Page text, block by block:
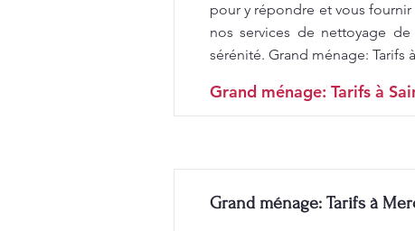
pour y répondre et vous
nos services de nettoyage
sérénité. Grand ménage: Tarifs
Grand ménage: Tarifs à
Grand ménage: Tarifs à